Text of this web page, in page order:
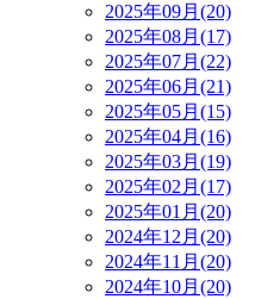
2025年09月(20)
2025年08月(17)
2025年07月(22)
2025年06月(21)
2025年05月(15)
2025年04月(16)
2025年03月(19)
2025年02月(17)
2025年01月(20)
2024年12月(20)
2024年11月(20)
2024年10月(20)